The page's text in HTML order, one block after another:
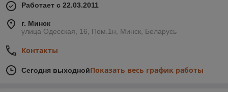
Работает с 22.03.2011
г. Минск
улица Одесская, 16, Пом.1н, Минск, Беларусь
Контакты
Сегодня выходнойПоказать весь график работы